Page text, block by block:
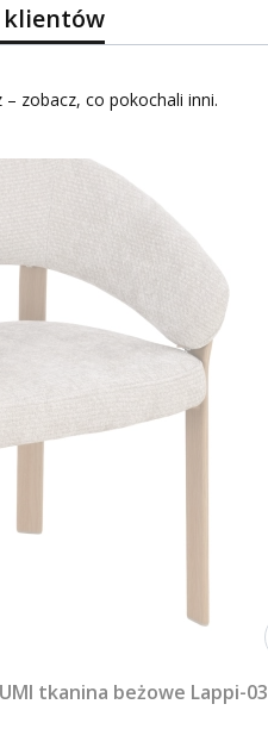
klientów
zobacz, co pokochali inni.
tkanina beżowe Lappi-03